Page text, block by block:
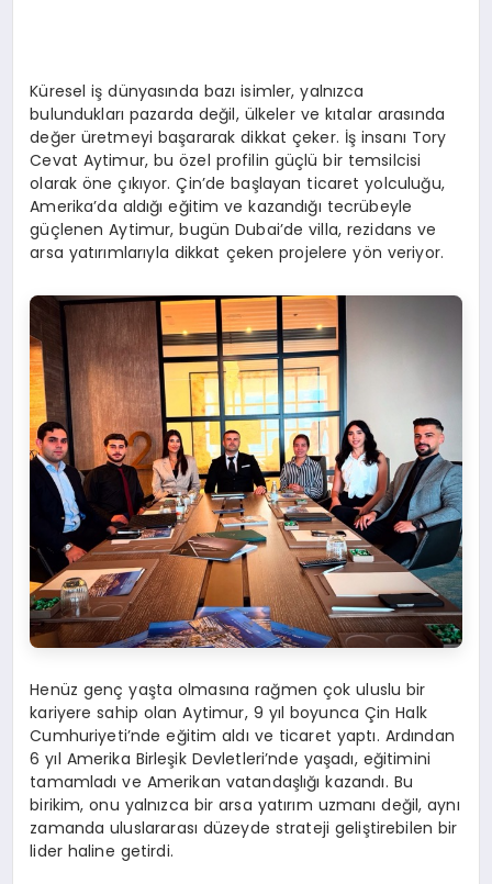
Küresel iş dünyasında bazı isimler, yalnızca
bulundukları pazarda değil, ülkeler ve kıtalar arasında
değer üretmeyi başararak dikkat çeker. İş insanı Tory
Cevat Aytimur, bu özel profilin güçlü bir temsilcisi
olarak öne çıkıyor. Çin’de başlayan ticaret yolculuğu,
Amerika’da aldığı eğitim ve kazandığı tecrübeyle
güçlenen Aytimur, bugün Dubai’de villa, rezidans ve
arsa yatırımlarıyla dikkat çeken projelere yön veriyor.
Henüz genç yaşta olmasına rağmen çok uluslu bir
kariyere sahip olan Aytimur, 9 yıl boyunca Çin Halk
Cumhuriyeti’nde eğitim aldı ve ticaret yaptı. Ardından
6 yıl Amerika Birleşik Devletleri’nde yaşadı, eğitimini
tamamladı ve Amerikan vatandaşlığı kazandı. Bu
birikim, onu yalnızca bir arsa yatırım uzmanı değil, aynı
zamanda uluslararası düzeyde strateji geliştirebilen bir
lider haline getirdi.